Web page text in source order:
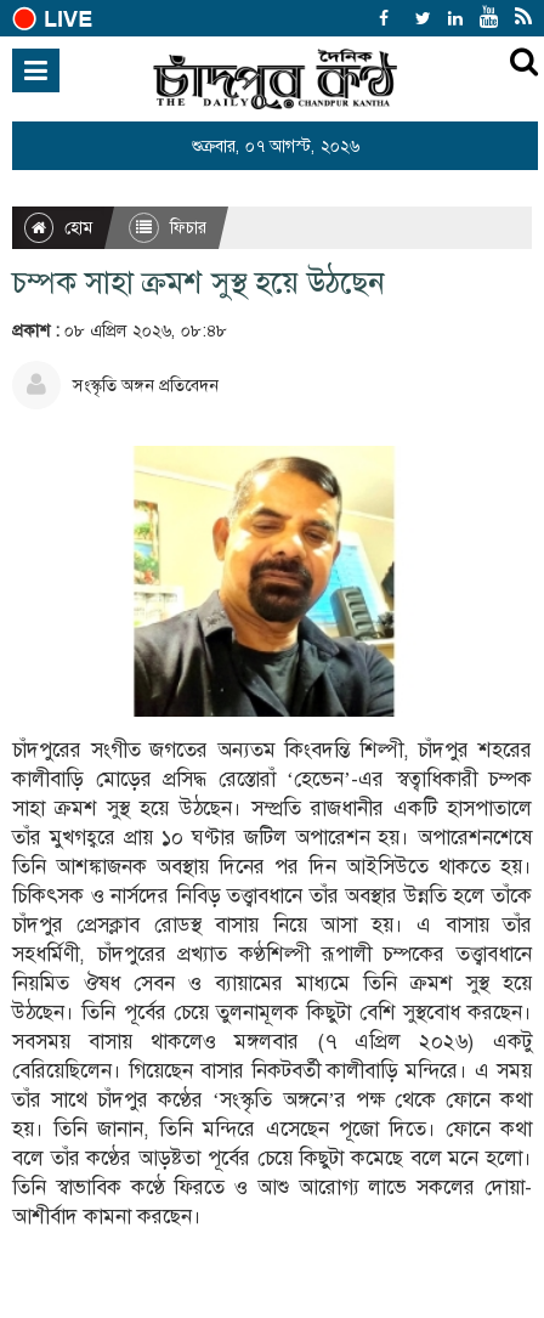
শুক্রবার, ০৭ আগস্ট, ২০২৬
হোম
জাতীয়
আন্তর্জাতিক
রাজনীতি
শিক্ষা
উপ-
সম্পাদকীয়
কৃষি
ও
প্রকৃতি
অপরাধ
চাঁদপুর
জেলার
খবর
প্রবাস
তথ্য-
প্রযুক্তি
মতামত
হোম ফিচার
চম্পক সাহা ক্রমশ সুস্থ হয়ে উঠছেন
প্রকাশ : ০৮ এপ্রিল ২০২৬, ০৮:৪৮
সংস্কৃতি অঙ্গন প্রতিবেদন
চাঁদপুরের সংগীত জগতের অন্যতম কিংবদন্তি শিল্পী, চাঁদপুর শহরের
কালীবাড়ি মোড়ের প্রসিদ্ধ রেস্তোরাঁ ‘হেভেন’-এর স্বত্বাধিকারী চম্পক
সাহা ক্রমশ সুস্থ হয়ে উঠছেন। সম্প্রতি রাজধানীর একটি হাসপাতালে
তাঁর মুখগহ্বরে প্রায় ১০ ঘণ্টার জটিল অপারেশন হয়। অপারেশনশেষে
তিনি আশঙ্কাজনক অবস্থায় দিনের পর দিন আইসিউতে থাকতে হয়।
চিকিৎসক ও নার্সদের নিবিড় তত্ত্বাবধানে তাঁর অবস্থার উন্নতি হলে তাঁকে
চাঁদপুর প্রেসক্লাব রোডস্থ বাসায় নিয়ে আসা হয়। এ বাসায় তাঁর
সহধর্মিণী, চাঁদপুরের প্রখ্যাত কণ্ঠশিল্পী রূপালী চম্পকের তত্ত্বাবধানে
নিয়মিত ঔষধ সেবন ও ব্যায়ামের মাধ্যমে তিনি ক্রমশ সুস্থ হয়ে
উঠছেন। তিনি পূর্বের চেয়ে তুলনামূলক কিছুটা বেশি সুস্থবোধ করছেন।
সবসময় বাসায় থাকলেও মঙ্গলবার (৭ এপ্রিল ২০২৬) একটু
বেরিয়েছিলেন। গিয়েছেন বাসার নিকটবর্তী কালীবাড়ি মন্দিরে। এ সময়
তাঁর সাথে চাঁদপুর কণ্ঠের ‘সংস্কৃতি অঙ্গনে’র পক্ষ থেকে ফোনে কথা
হয়। তিনি জানান, তিনি মন্দিরে এসেছেন পূজো দিতে। ফোনে কথা
বলে তাঁর কণ্ঠের আড়ষ্টতা পূর্বের চেয়ে কিছুটা কমেছে বলে মনে হলো।
তিনি স্বাভাবিক কণ্ঠে ফিরতে ও আশু আরোগ্য লাভে সকলের দোয়া-
আশীর্বাদ কামনা করছেন।